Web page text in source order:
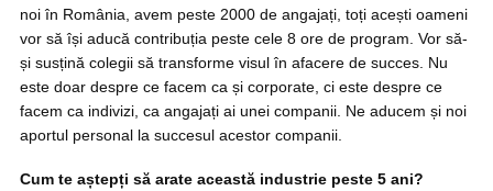
noi în România, avem peste 2000 de angajați, toți acești oameni
vor să își aducă contribuția peste cele 8 ore de program. Vor să-
și susțină colegii să transforme visul în afacere de succes. Nu
este doar despre ce facem ca și corporate, ci este despre ce
facem ca indivizi, ca angajați ai unei companii. Ne aducem și noi
aportul personal la succesul acestor companii.
Cum te aștepți să arate această industrie peste 5 ani?